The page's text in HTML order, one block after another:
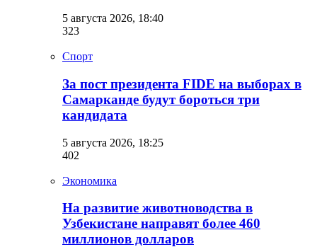
5 августа 2026, 18:40
323
Спорт
За пост президента FIDE на выборах в
Самарканде будут бороться три
кандидата
5 августа 2026, 18:25
402
Экономика
На развитие животноводства в
Узбекистане направят более 460
миллионов долларов